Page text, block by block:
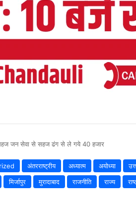
जन सेवा से सहज ढंग से ले गये 40 हजार
अंतरराष्ट्रीय अध्यात्म अयोध्या
मिर्जापुर मुरादाबाद राजनीति राज्य